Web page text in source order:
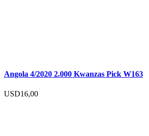
Angola 4/2020 2.000 Kwanzas Pick W163
USD16,00